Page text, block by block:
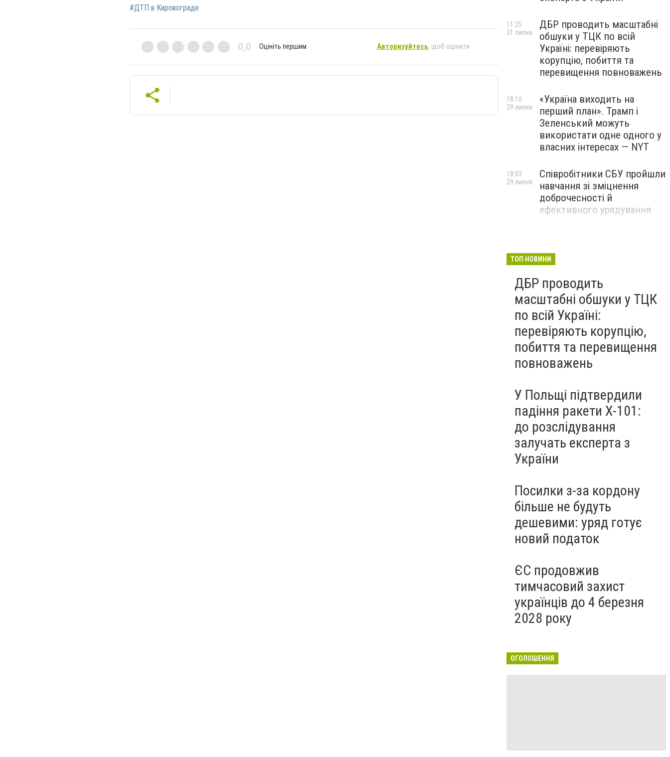
#ДТП в Кировограде
0,0 Оцініть першим Авторизуйтесь, щоб оцінити
ДБР проводить масштабні
обшуки у ТЦК по всій
Україні: перевіряють
корупцію, побиття та
перевищення повноважень
11:25
31 липня
«Україна виходить на
перший план». Трамп і
Зеленський можуть
використати одне одного у
власних інтересах — NYT
18:10
29 липня
Співробітники СБУ пройшли
навчання зі зміцнення
доброчесності й
ефективного урядування
18:03
29 липня
війська: у CENTCOM
всіх ракет
ТОП НОВИНИ
ДБР проводить
масштабні обшуки у ТЦК
по всій Україні:
перевіряють корупцію,
побиття та перевищення
повноважень
У Польщі підтвердили
падіння ракети Х-101:
до розслідування
залучать експерта з
України
Посилки з-за кордону
більше не будуть
дешевими: уряд готує
новий податок
ЄС продовжив
тимчасовий захист
українців до 4 березня
2028 року
ОГОЛОШЕННЯ